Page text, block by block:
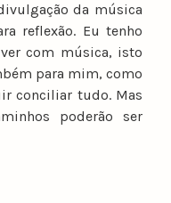
da música
reflexão. Eu tenho
com música, isto
para mim, como
conciliar tudo. Mas
poderão ser